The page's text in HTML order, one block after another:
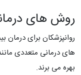
روش های
روانپزشکان برای درمان
های درمانی متعددی
بهره می برند.